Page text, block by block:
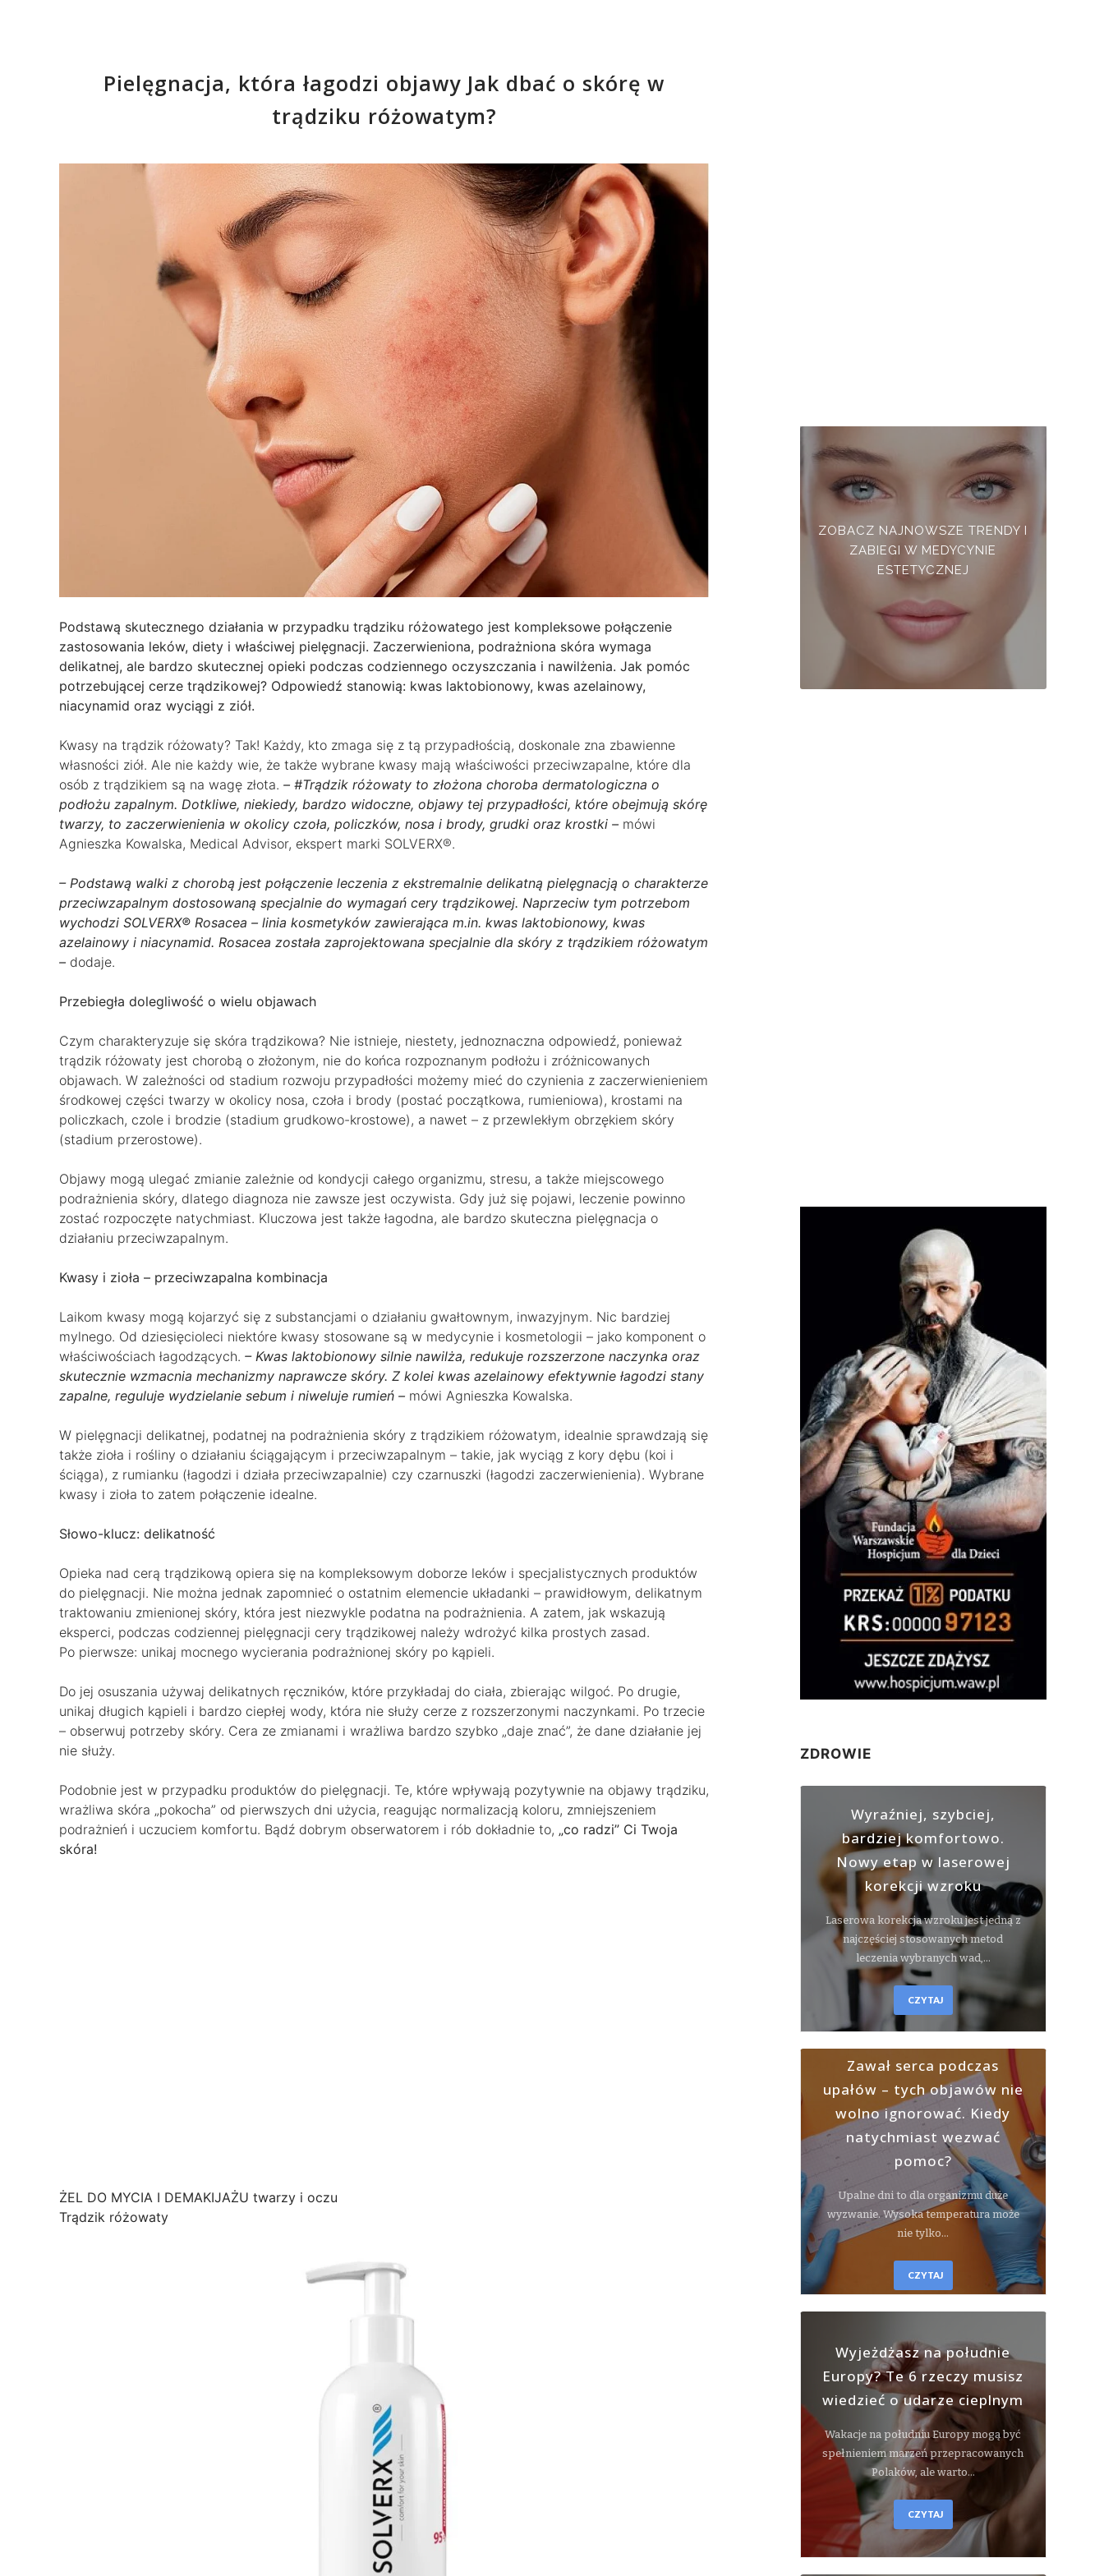
Pielęgnacja, która łagodzi objawy Jak dbać o skórę w
trądziku różowatym?
Podstawą skutecznego działania w przypadku trądziku różowatego jest kompleksowe połączenie
zastosowania leków, diety i właściwej pielęgnacji. Zaczerwieniona, podrażniona skóra wymaga
delikatnej, ale bardzo skutecznej opieki podczas codziennego oczyszczania i nawilżenia. Jak pomóc
potrzebującej cerze trądzikowej? Odpowiedź stanowią: kwas laktobionowy, kwas azelainowy,
niacynamid oraz wyciągi z ziół.
Kwasy na trądzik różowaty? Tak! Każdy, kto zmaga się z tą przypadłością, doskonale zna zbawienne
własności ziół. Ale nie każdy wie, że także wybrane kwasy mają właściwości przeciwzapalne, które dla
osób z trądzikiem są na wagę złota. – #Trądzik różowaty to złożona choroba dermatologiczna o
podłożu zapalnym. Dotkliwe, niekiedy, bardzo widoczne, objawy tej przypadłości, które obejmują skórę
twarzy, to zaczerwienienia w okolicy czoła, policzków, nosa i brody, grudki oraz krostki – mówi
Agnieszka Kowalska, Medical Advisor, ekspert marki SOLVERX®.
– Podstawą walki z chorobą jest połączenie leczenia z ekstremalnie delikatną pielęgnacją o charakterze
przeciwzapalnym dostosowaną specjalnie do wymagań cery trądzikowej. Naprzeciw tym potrzebom
wychodzi SOLVERX® Rosacea – linia kosmetyków zawierająca m.in. kwas laktobionowy, kwas
azelainowy i niacynamid. Rosacea została zaprojektowana specjalnie dla skóry z trądzikiem różowatym
– dodaje.
Przebiegła dolegliwość o wielu objawach
Czym charakteryzuje się skóra trądzikowa? Nie istnieje, niestety, jednoznaczna odpowiedź, ponieważ
trądzik różowaty jest chorobą o złożonym, nie do końca rozpoznanym podłożu i zróżnicowanych
objawach. W zależności od stadium rozwoju przypadłości możemy mieć do czynienia z zaczerwienieniem
środkowej części twarzy w okolicy nosa, czoła i brody (postać początkowa, rumieniowa), krostami na
policzkach, czole i brodzie (stadium grudkowo-krostowe), a nawet – z przewlekłym obrzękiem skóry
(stadium przerostowe).
Objawy mogą ulegać zmianie zależnie od kondycji całego organizmu, stresu, a także miejscowego
podrażnienia skóry, dlatego diagnoza nie zawsze jest oczywista. Gdy już się pojawi, leczenie powinno
zostać rozpoczęte natychmiast. Kluczowa jest także łagodna, ale bardzo skuteczna pielęgnacja o
działaniu przeciwzapalnym.
Kwasy i zioła – przeciwzapalna kombinacja
Laikom kwasy mogą kojarzyć się z substancjami o działaniu gwałtownym, inwazyjnym. Nic bardziej
mylnego. Od dziesięcioleci niektóre kwasy stosowane są w medycynie i kosmetologii – jako komponent o
właściwościach łagodzących. – Kwas laktobionowy silnie nawilża, redukuje rozszerzone naczynka oraz
skutecznie wzmacnia mechanizmy naprawcze skóry. Z kolei kwas azelainowy efektywnie łagodzi stany
zapalne, reguluje wydzielanie sebum i niweluje rumień – mówi Agnieszka Kowalska.
W pielęgnacji delikatnej, podatnej na podrażnienia skóry z trądzikiem różowatym, idealnie sprawdzają się
także zioła i rośliny o działaniu ściągającym i przeciwzapalnym – takie, jak wyciąg z kory dębu (koi i
ściąga), z rumianku (łagodzi i działa przeciwzapalnie) czy czarnuszki (łagodzi zaczerwienienia). Wybrane
kwasy i zioła to zatem połączenie idealne.
Słowo-klucz: delikatność
Opieka nad cerą trądzikową opiera się na kompleksowym doborze leków i specjalistycznych produktów
do pielęgnacji. Nie można jednak zapomnieć o ostatnim elemencie układanki – prawidłowym, delikatnym
traktowaniu zmienionej skóry, która jest niezwykle podatna na podrażnienia. A zatem, jak wskazują
eksperci, podczas codziennej pielęgnacji cery trądzikowej należy wdrożyć kilka prostych zasad.
Po pierwsze: unikaj mocnego wycierania podrażnionej skóry po kąpieli.
Do jej osuszania używaj delikatnych ręczników, które przykładaj do ciała, zbierając wilgoć. Po drugie,
unikaj długich kąpieli i bardzo ciepłej wody, która nie służy cerze z rozszerzonymi naczynkami. Po trzecie
– obserwuj potrzeby skóry. Cera ze zmianami i wrażliwa bardzo szybko „daje znać”, że dane działanie jej
nie służy.
Podobnie jest w przypadku produktów do pielęgnacji. Te, które wpływają pozytywnie na objawy trądziku,
wrażliwa skóra „pokocha” od pierwszych dni użycia, reagując normalizacją koloru, zmniejszeniem
podrażnień i uczuciem komfortu. Bądź dobrym obserwatorem i rób dokładnie to, „co radzi” Ci Twoja
skóra!
ŻEL DO MYCIA I DEMAKIJAŻU twarzy i oczu
Trądzik różowaty
ZOBACZ NAJNOWSZE TRENDY I
ZABIEGI W MEDYCYNIE
ESTETYCZNEJ
ZDROWIE
Wyraźniej, szybciej,
bardziej komfortowo.
Nowy etap w laserowej
korekcji wzroku
Laserowa korekcja wzroku jest jedną z
najczęściej stosowanych metod
leczenia wybranych wad,…
CZYTAJ
Zawał serca podczas
upałów – tych objawów nie
wolno ignorować. Kiedy
natychmiast wezwać
pomoc?
Upalne dni to dla organizmu duże
wyzwanie. Wysoka temperatura może
nie tylko…
CZYTAJ
Wyjeżdżasz na południe
Europy? Te 6 rzeczy musisz
wiedzieć o udarze cieplnym
Wakacje na południu Europy mogą być
spełnieniem marzeń przepracowanych
Polaków, ale warto…
CZYTAJ